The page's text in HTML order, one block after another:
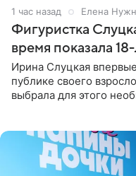
1 час назад Елена
Фигуристка
время показала
Ирина Слуцкая
публике своего
выбрала для этого